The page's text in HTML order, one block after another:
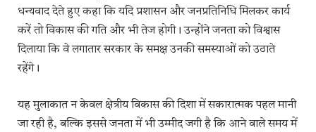
धन्यवाद देते हुए कहा कि यदि प्रशासन और जनप्रतिनिधि मिलकर कार्य
करें तो विकास की गति और भी तेज होगी। उन्होंने जनता को विश्वास
दिलाया कि वे लगातार सरकार के समक्ष उनकी समस्याओं को उठाते
रहेंगे।
यह मुलाकात न केवल क्षेत्रीय विकास की दिशा में सकारात्मक पहल मानी
जा रही है, बल्कि इससे जनता में भी उम्मीद जगी है कि आने वाले समय में